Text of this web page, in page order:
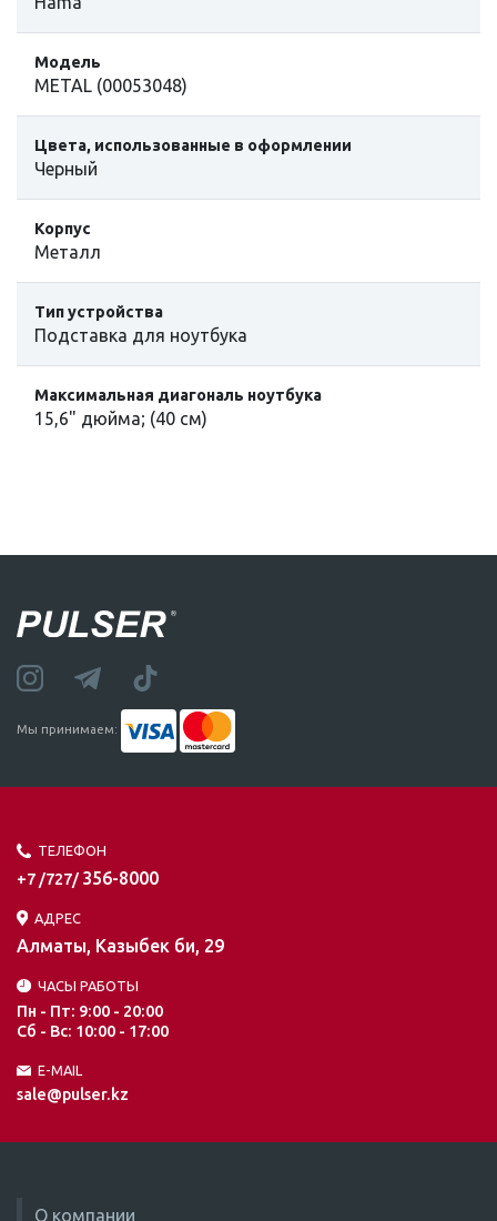
Модель
METAL (00053048)
Цвета, использованные в оформлении
Черный
Корпус
Металл
Тип устройства
Подставка для ноутбука
Максимальная диагональ ноутбука
15,6" дюйма; (40 см)
Мы принимаем:
ТЕЛЕФОН
+7 /727/ 356-8000
АДРЕС
Алматы, Казыбек би, 29
ЧАСЫ РАБОТЫ
Пн - Пт: 9:00 - 20:00
Сб - Вс: 10:00 - 17:00
E-MAIL
sale@pulser.kz
О компании